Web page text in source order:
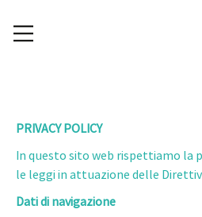
PRIVACY POLICY
In questo sito web rispettiamo la
le leggi in attuazione delle
Dati di navigazione